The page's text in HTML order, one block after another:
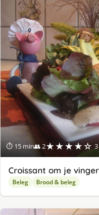
⏱ 15 min👥 2★★★★☆
Croissant om je
Beleg Brood & beleg